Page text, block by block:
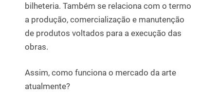
bilheteria. Também se relaciona com o termo
a produção, comercialização e manutenção
de produtos voltados para a execução das
obras.
Assim, como funciona o mercado da arte
atualmente?